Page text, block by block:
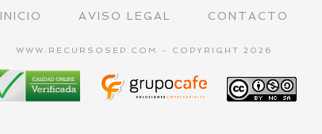
INICIO AVISO LEGAL CONTACTO
WWW.RECURSOSEP.COM - COPYRIGHT 2026